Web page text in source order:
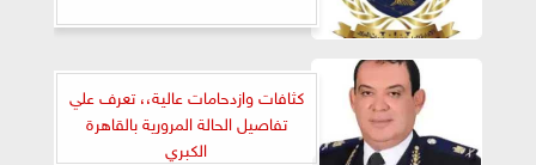
كثافات وازدحامات عالية،، تعرف علي
تفاصيل الحالة المرورية بالقاهرة
الكبري